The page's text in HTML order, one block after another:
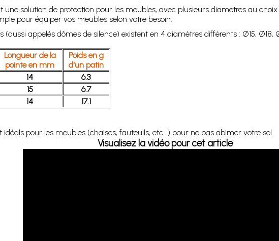
une solution de protection pour les meubles, avec plusieurs diamètres au
pour équiper vos meubles selon votre besoin.
(aussi appelés dômes de silence) existent en 4 diamètres différents : Ø15,
Longueur de la
pointe en mm
Poids en g
d'un patin
14
6.3
15
6.7
14 17.1
pour les meubles (chaises, fauteuils, etc...) pour ne pas abimer votre sol.
Visualisez la vidéo pour cet article